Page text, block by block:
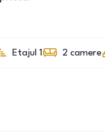
Etajul 1 2 camere